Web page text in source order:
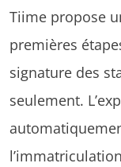
Tiime propose
premières
signature des
seulement.